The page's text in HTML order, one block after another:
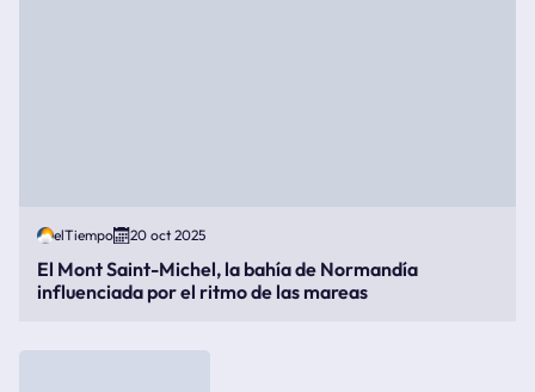
elTiempo 20 oct 2025
El Mont Saint-Michel, la bahía de Normandía
influenciada por el ritmo de las mareas